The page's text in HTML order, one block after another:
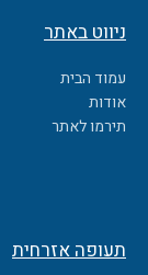
ניווט באתר
עמוד הבית
אודות
תירמו לאתר
תעופה אזרחית